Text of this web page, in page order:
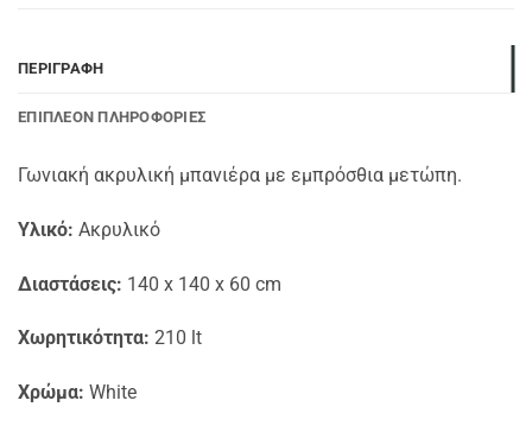
ΠΕΡΙΓΡΑΦΉ
ΕΠΙΠΛΈΟΝ ΠΛΗΡΟΦΟΡΊΕΣ
Γωνιακή ακρυλική μπανιέρα με εμπρόσθια μετώπη.
Υλικό: Ακρυλικό
Διαστάσεις: 140 x 140 x 60 cm
Χωρητικότητα: 210 lt
Χρώμα: White